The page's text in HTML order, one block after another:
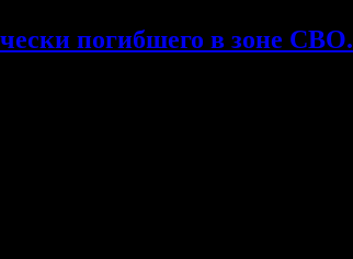
погибшего в зоне СВО.